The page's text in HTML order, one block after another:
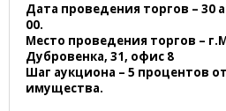
Дата проведения торгов – 30
00.
Место проведения торгов –
Дубровенка, 31, офис 8
Шаг аукциона – 5 процентов
имущества.